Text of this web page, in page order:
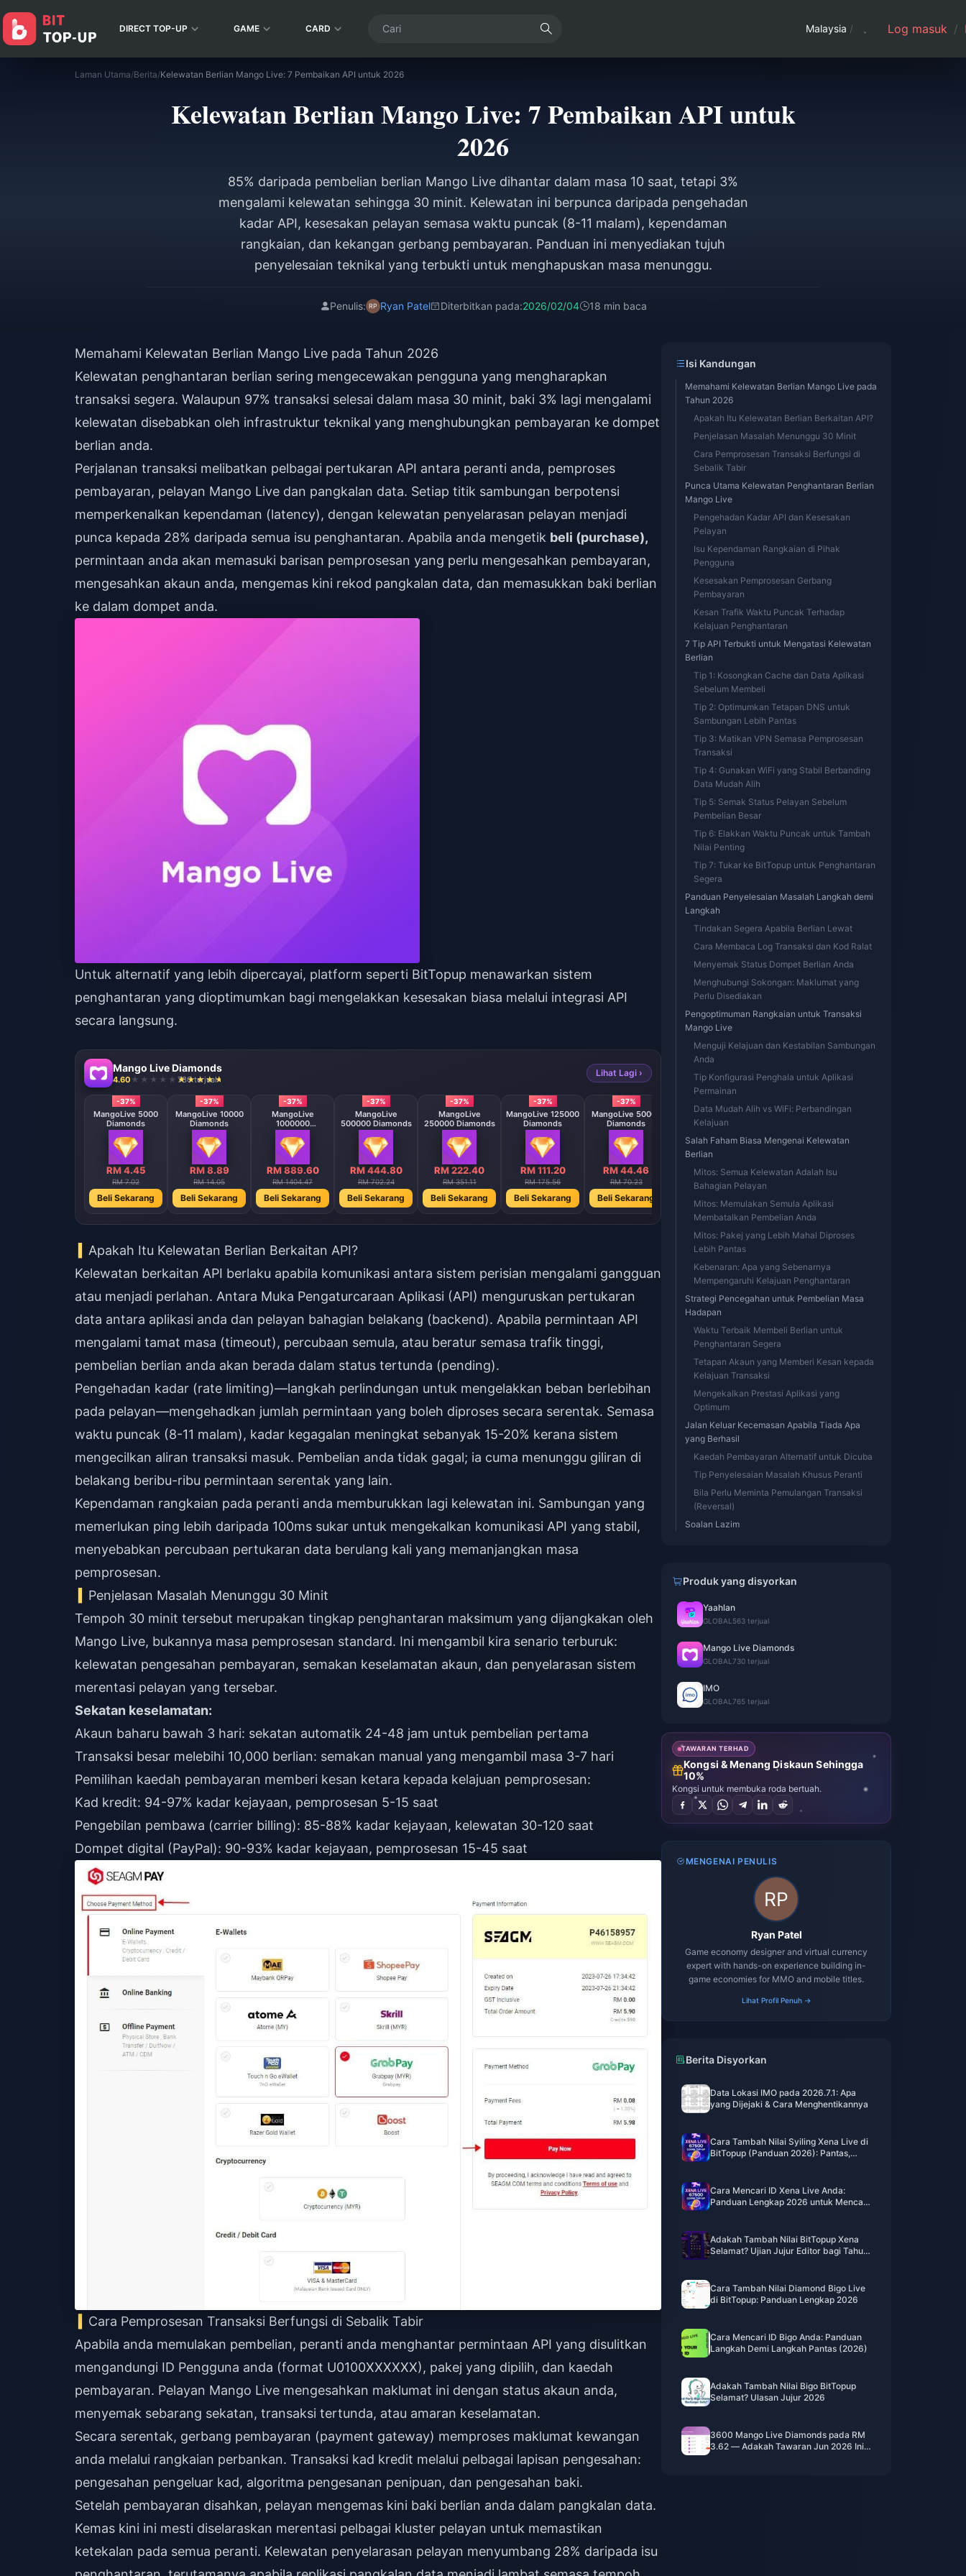
DIRECT TOP-UP GAME CARD Malaysia / Log masuk /
Laman Utama/Berita/Kelewatan Berlian Mango Live: 7 Pembaikan API untuk 2026
Kelewatan Berlian Mango Live: 7 Pembaikan API untuk
2026
85% daripada pembelian berlian Mango Live dihantar dalam masa 10 saat, tetapi 3%
mengalami kelewatan sehingga 30 minit. Kelewatan ini berpunca daripada pengehadan
kadar API, kesesakan pelayan semasa waktu puncak (8-11 malam), kependaman
rangkaian, dan kekangan gerbang pembayaran. Panduan ini menyediakan tujuh
penyelesaian teknikal yang terbukti untuk menghapuskan masa menunggu.
Penulis: Ryan Patel Diterbitkan pada:2026/02/04 18 min baca
Memahami Kelewatan Berlian Mango Live pada Tahun 2026
Kelewatan penghantaran berlian sering mengecewakan pengguna yang mengharapkan
transaksi segera. Walaupun 97% transaksi selesai dalam masa 30 minit, baki 3% lagi mengalami
kelewatan disebabkan oleh infrastruktur teknikal yang menghubungkan pembayaran ke dompet
berlian anda.
Perjalanan transaksi melibatkan pelbagai pertukaran API antara peranti anda, pemproses
pembayaran, pelayan Mango Live dan pangkalan data. Setiap titik sambungan berpotensi
memperkenalkan kependaman (latency), dengan kelewatan penyelarasan pelayan menjadi
punca kepada 28% daripada semua isu penghantaran. Apabila anda mengetik beli (purchase),
permintaan anda akan memasuki barisan pemprosesan yang perlu mengesahkan pembayaran,
mengesahkan akaun anda, mengemas kini rekod pangkalan data, dan memasukkan baki berlian
ke dalam dompet anda.
Untuk alternatif yang lebih dipercayai, platform seperti BitTopup menawarkan sistem
penghantaran yang dioptimumkan bagi mengelakkan kesesakan biasa melalui integrasi API
secara langsung.
Mango Live Diamonds
4.60 730 terjual
Lihat Lagi ›
-37%
MangoLive 5000
Diamonds
RM 4.45
RM 7.02
Beli Sekarang
-37%
MangoLive 10000
Diamonds
RM 8.89
RM 14.05
Beli Sekarang
-37%
MangoLive
1000000
Diamonds
RM 889.60
RM 1404.47
Beli Sekarang
-37%
MangoLive
500000 Diamonds
RM 444.80
RM 702.24
Beli Sekarang
-37%
MangoLive
250000 Diamonds
RM 222.40
RM 351.11
Beli Sekarang
-37%
MangoLive 125000
Diamonds
RM 111.20
RM 175.56
Beli Sekarang
-37%
MangoLive 50000
Diamonds
RM 44.46
RM 70.23
Beli Sekarang
MangoLive 25000
Diamonds
RM 22.23
RM 35.11
Beli Sekarang
MangoLive 20000
RM 17.79
Beli Sekarang
Apakah Itu Kelewatan Berlian Berkaitan API?
Kelewatan berkaitan API berlaku apabila komunikasi antara sistem perisian mengalami gangguan
atau menjadi perlahan. Antara Muka Pengaturcaraan Aplikasi (API) menguruskan pertukaran
data antara aplikasi anda dan pelayan bahagian belakang (backend). Apabila permintaan API
mengalami tamat masa (timeout), percubaan semula, atau beratur semasa trafik tinggi,
pembelian berlian anda akan berada dalam status tertunda (pending).
Pengehadan kadar (rate limiting)—langkah perlindungan untuk mengelakkan beban berlebihan
pada pelayan—mengehadkan jumlah permintaan yang boleh diproses secara serentak. Semasa
waktu puncak (8-11 malam), kadar kegagalan meningkat sebanyak 15-20% kerana sistem
mengecilkan aliran transaksi masuk. Pembelian anda tidak gagal; ia cuma menunggu giliran di
belakang beribu-ribu permintaan serentak yang lain.
Kependaman rangkaian pada peranti anda memburukkan lagi kelewatan ini. Sambungan yang
memerlukan ping lebih daripada 100ms sukar untuk mengekalkan komunikasi API yang stabil,
menyebabkan percubaan pertukaran data berulang kali yang memanjangkan masa
pemprosesan.
Penjelasan Masalah Menunggu 30 Minit
Tempoh 30 minit tersebut merupakan tingkap penghantaran maksimum yang dijangkakan oleh
Mango Live, bukannya masa pemprosesan standard. Ini mengambil kira senario terburuk:
kelewatan pengesahan pembayaran, semakan keselamatan akaun, dan penyelarasan sistem
merentasi pelayan yang tersebar.
Sekatan keselamatan:
Akaun baharu bawah 3 hari: sekatan automatik 24-48 jam untuk pembelian pertama
Transaksi besar melebihi 10,000 berlian: semakan manual yang mengambil masa 3-7 hari
Pemilihan kaedah pembayaran memberi kesan ketara kepada kelajuan pemprosesan:
Kad kredit: 94-97% kadar kejayaan, pemprosesan 5-15 saat
Pengebilan pembawa (carrier billing): 85-88% kadar kejayaan, kelewatan 30-120 saat
Dompet digital (PayPal): 90-93% kadar kejayaan, pemprosesan 15-45 saat
Cara Pemprosesan Transaksi Berfungsi di Sebalik Tabir
Apabila anda memulakan pembelian, peranti anda menghantar permintaan API yang disulitkan
mengandungi ID Pengguna anda (format U0100XXXXXX), pakej yang dipilih, dan kaedah
pembayaran. Pelayan Mango Live mengesahkan maklumat ini dengan status akaun anda,
menyemak sebarang sekatan, transaksi tertunda, atau amaran keselamatan.
Secara serentak, gerbang pembayaran (payment gateway) memproses maklumat kewangan
anda melalui rangkaian perbankan. Transaksi kad kredit melalui pelbagai lapisan pengesahan:
pengesahan pengeluar kad, algoritma pengesanan penipuan, dan pengesahan baki.
Setelah pembayaran disahkan, pelayan mengemas kini baki berlian anda dalam pangkalan data.
Kemas kini ini mesti diselaraskan merentasi pelbagai kluster pelayan untuk memastikan
ketekalan pada semua peranti. Kelewatan penyelarasan pelayan menyumbang 28% daripada isu
Isi Kandungan
Memahami Kelewatan Berlian Mango Live pada
Tahun 2026
Apakah Itu Kelewatan Berlian Berkaitan API?
Penjelasan Masalah Menunggu 30 Minit
Cara Pemprosesan Transaksi Berfungsi di
Sebalik Tabir
Punca Utama Kelewatan Penghantaran Berlian
Mango Live
Pengehadan Kadar API dan Kesesakan
Pelayan
Isu Kependaman Rangkaian di Pihak
Pengguna
Kesesakan Pemprosesan Gerbang
Pembayaran
Kesan Trafik Waktu Puncak Terhadap
Kelajuan Penghantaran
7 Tip API Terbukti untuk Mengatasi Kelewatan
Berlian
Tip 1: Kosongkan Cache dan Data Aplikasi
Sebelum Membeli
Tip 2: Optimumkan Tetapan DNS untuk
Sambungan Lebih Pantas
Tip 3: Matikan VPN Semasa Pemprosesan
Transaksi
Tip 4: Gunakan WiFi yang Stabil Berbanding
Data Mudah Alih
Tip 5: Semak Status Pelayan Sebelum
Pembelian Besar
Tip 6: Elakkan Waktu Puncak untuk Tambah
Nilai Penting
Tip 7: Tukar ke BitTopup untuk Penghantaran
Segera
Panduan Penyelesaian Masalah Langkah demi
Langkah
Tindakan Segera Apabila Berlian Lewat
Cara Membaca Log Transaksi dan Kod Ralat
Menyemak Status Dompet Berlian Anda
Menghubungi Sokongan: Maklumat yang
Perlu Disediakan
Pengoptimuman Rangkaian untuk Transaksi
Mango Live
Menguji Kelajuan dan Kestabilan Sambungan
Anda
Tip Konfigurasi Penghala untuk Aplikasi
Permainan
Data Mudah Alih vs WiFi: Perbandingan
Kelajuan
Salah Faham Biasa Mengenai Kelewatan
Berlian
Mitos: Semua Kelewatan Adalah Isu
Bahagian Pelayan
Mitos: Memulakan Semula Aplikasi
Membatalkan Pembelian Anda
Mitos: Pakej yang Lebih Mahal Diproses
Lebih Pantas
Kebenaran: Apa yang Sebenarnya
Mempengaruhi Kelajuan Penghantaran
Strategi Pencegahan untuk Pembelian Masa
Hadapan
Waktu Terbaik Membeli Berlian untuk
Penghantaran Segera
Tetapan Akaun yang Memberi Kesan kepada
Kelajuan Transaksi
Mengekalkan Prestasi Aplikasi yang
Optimum
Jalan Keluar Kecemasan Apabila Tiada Apa
yang Berhasil
Kaedah Pembayaran Alternatif untuk Dicuba
Tip Penyelesaian Masalah Khusus Peranti
Bila Perlu Meminta Pemulangan Transaksi
(Reversal)
Soalan Lazim
Produk yang disyorkan
Yaahlan
GLOBAL 563 terjual
Mango Live Diamonds
GLOBAL 730 terjual
IMO
GLOBAL 765 terjual
TAWARAN TERHAD
Kongsi & Menang Diskaun Sehingga
10%
Kongsi untuk membuka roda bertuah.
MENGENAI PENULIS
Ryan Patel
Game economy designer and virtual currency
expert with hands-on experience building in-
game economies for MMO and mobile titles.
Lihat Profil Penuh →
Berita Disyorkan
Data Lokasi IMO pada 2026.7.1: Apa
yang Dijejaki & Cara Menghentikannya
Cara Tambah Nilai Syiling Xena Live di
BitTopup (Panduan 2026): Pantas,
Cara Mencari ID Xena Live Anda:
Panduan Lengkap 2026 untuk Mencari,
Adakah Tambah Nilai BitTopup Xena
Selamat? Ujian Jujur Editor bagi Tahun
Cara Tambah Nilai Diamond Bigo Live
di BitTopup: Panduan Lengkap 2026
Cara Mencari ID Bigo Anda: Panduan
Langkah Demi Langkah Pantas (2026)
Adakah Tambah Nilai Bigo BitTopup
Selamat? Ulasan Jujur 2026
3600 Mango Live Diamonds pada RM
3.62 — Adakah Tawaran Jun 2026 Ini